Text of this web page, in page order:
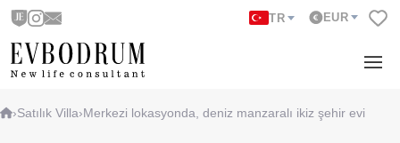
TR EUR
›Satılık Villa› Merkezi lokasyonda, deniz manzaralı ikiz şehir evi